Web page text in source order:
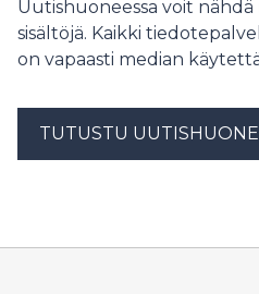
Uutishuoneessa voit nähdä
sisältöjä. Kaikki
on vapaasti median
TUTUSTU